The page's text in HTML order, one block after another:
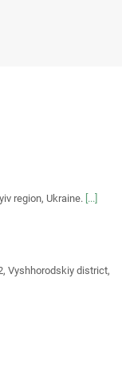
region, Ukraine. [...]
Vyshhorodskiy district,